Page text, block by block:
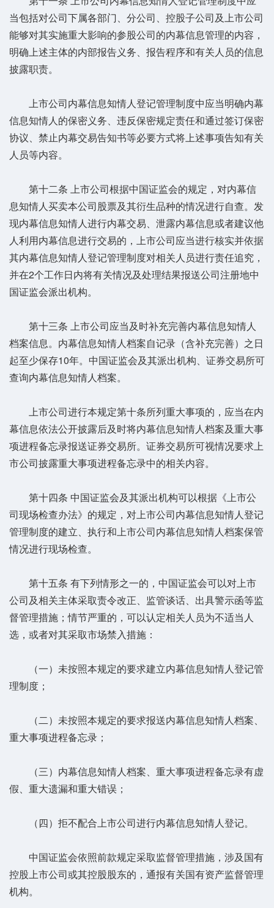
当包括对公司下属各部门、分公司、控股子公司及上市公司
能够对其实施重大影响的参股公司的内幕信息管理的内容，
明确上述主体的内部报告义务、报告程序和有关人员的信息
披露职责。
上市公司内幕信息知情人登记管理制度中应当明确内幕
信息知情人的保密义务、违反保密规定责任和通过签订保密
协议、禁止内幕交易告知书等必要方式将上述事项告知有关
人员等内容。
第十二条 上市公司根据中国证监会的规定，对内幕信
息知情人买卖本公司股票及其衍生品种的情况进行自查。发
现内幕信息知情人进行内幕交易、泄露内幕信息或者建议他
人利用内幕信息进行交易的，上市公司应当进行核实并依据
其内幕信息知情人登记管理制度对相关人员进行责任追究，
并在2个工作日内将有关情况及处理结果报送公司注册地中
国证监会派出机构。
第十三条 上市公司应当及时补充完善内幕信息知情人
档案信息。内幕信息知情人档案自记录（含补充完善）之日
起至少保存10年。中国证监会及其派出机构、证券交易所可
查询内幕信息知情人档案。
上市公司进行本规定第十条所列重大事项的，应当在内
幕信息依法公开披露后及时将内幕信息知情人档案及重大事
项进程备忘录报送证券交易所。证券交易所可视情况要求上
市公司披露重大事项进程备忘录中的相关内容。
第十四条 中国证监会及其派出机构可以根据《上市公
司现场检查办法》的规定，对上市公司内幕信息知情人登记
管理制度的建立、执行和上市公司内幕信息知情人档案保管
情况进行现场检查。
第十五条 有下列情形之一的，中国证监会可以对上市
公司及相关主体采取责令改正、监管谈话、出具警示函等监
督管理措施；情节严重的，可以认定相关人员为不适当人
选，或者对其采取市场禁入措施：
（一）未按照本规定的要求建立内幕信息知情人登记管
理制度；
（二）未按照本规定的要求报送内幕信息知情人档案、
重大事项进程备忘录；
（三）内幕信息知情人档案、重大事项进程备忘录有虚
假、重大遗漏和重大错误；
（四）拒不配合上市公司进行内幕信息知情人登记。
中国证监会依照前款规定采取监督管理措施，涉及国有
控股上市公司或其控股股东的，通报有关国有资产监督管理
机构。